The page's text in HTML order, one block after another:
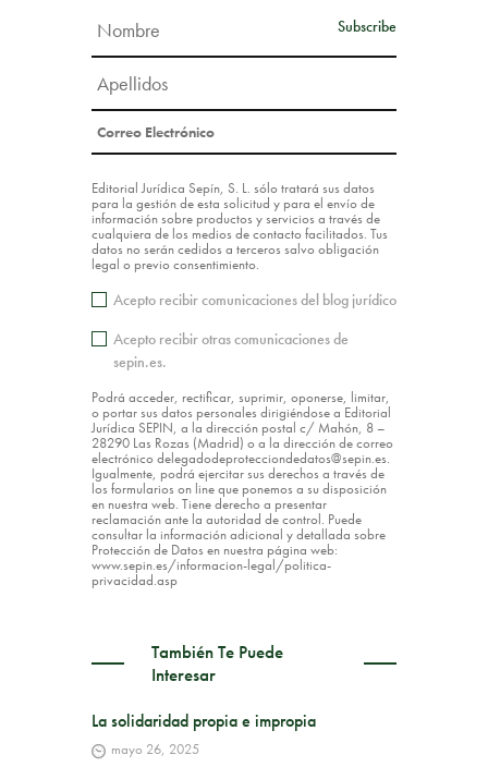
Editorial Jurídica Sepín, S. L. sólo tratará sus datos
para la gestión de esta solicitud y para el envío de
información sobre productos y servicios a través de
cualquiera de los medios de contacto facilitados. Tus
datos no serán cedidos a terceros salvo obligación
legal o previo consentimiento.
Acepto recibir comunicaciones del blog jurídico
Acepto recibir otras comunicaciones de
sepin.es.
Podrá acceder, rectificar, suprimir, oponerse, limitar,
o portar sus datos personales dirigiéndose a Editorial
Jurídica SEPIN, a la dirección postal c/ Mahón, 8 –
28290 Las Rozas (Madrid) o a la dirección de correo
electrónico delegadodeprotecciondedatos@sepin.es.
Igualmente, podrá ejercitar sus derechos a través de
los formularios on line que ponemos a su disposición
en nuestra web. Tiene derecho a presentar
reclamación ante la autoridad de control. Puede
consultar la información adicional y detallada sobre
Protección de Datos en nuestra página web:
www.sepin.es/informacion-legal/politica-
privacidad.asp
También Te Puede
Interesar
La solidaridad propia e impropia
mayo 26, 2025